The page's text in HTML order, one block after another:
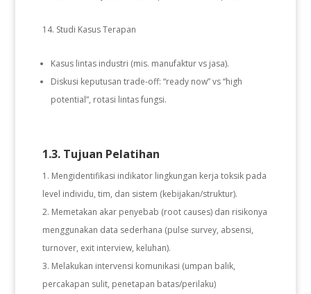
Studi Kasus Terapan
Kasus lintas industri (mis. manufaktur vs jasa).
Diskusi keputusan trade-off: “ready now” vs “high
potential”, rotasi lintas fungsi.
1.3. Tujuan Pelatihan
Mengidentifikasi indikator lingkungan kerja toksik pada
level individu, tim, dan sistem (kebijakan/struktur).
Memetakan akar penyebab (root causes) dan risikonya
menggunakan data sederhana (pulse survey, absensi,
turnover, exit interview, keluhan).
Melakukan intervensi komunikasi (umpan balik,
percakapan sulit, penetapan batas/perilaku)